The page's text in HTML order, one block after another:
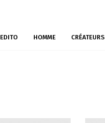
EDITO HOMME CRÉATEURS